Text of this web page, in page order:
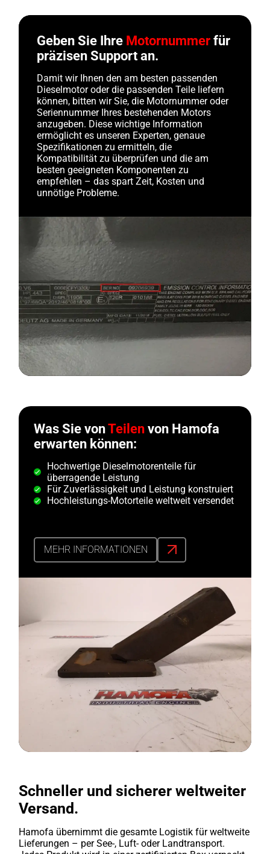
Geben Sie Ihre Motornummer für
präzisen Support an.
Damit wir Ihnen den am besten passenden
Dieselmotor oder die passenden Teile liefern
können, bitten wir Sie, die Motornummer oder
Seriennummer Ihres bestehenden Motors
anzugeben. Diese wichtige Information
ermöglicht es unseren Experten, genaue
Spezifikationen zu ermitteln, die
Kompatibilität zu überprüfen und die am
besten geeigneten Komponenten zu
empfehlen – das spart Zeit, Kosten und
unnötige Probleme.
Was Sie vonTeilen von Hamofa
erwarten können:
Hochwertige Dieselmotorenteile für
überragende Leistung
Für Zuverlässigkeit und Leistung konstruiert
Hochleistungs-Motorteile weltweit versendet
MEHR INFORMATIONEN
Schneller und sicherer weltweiter
Versand.
Hamofa übernimmt die gesamte Logistik für weltweite
Lieferungen – per See-, Luft- oder Landtransport.